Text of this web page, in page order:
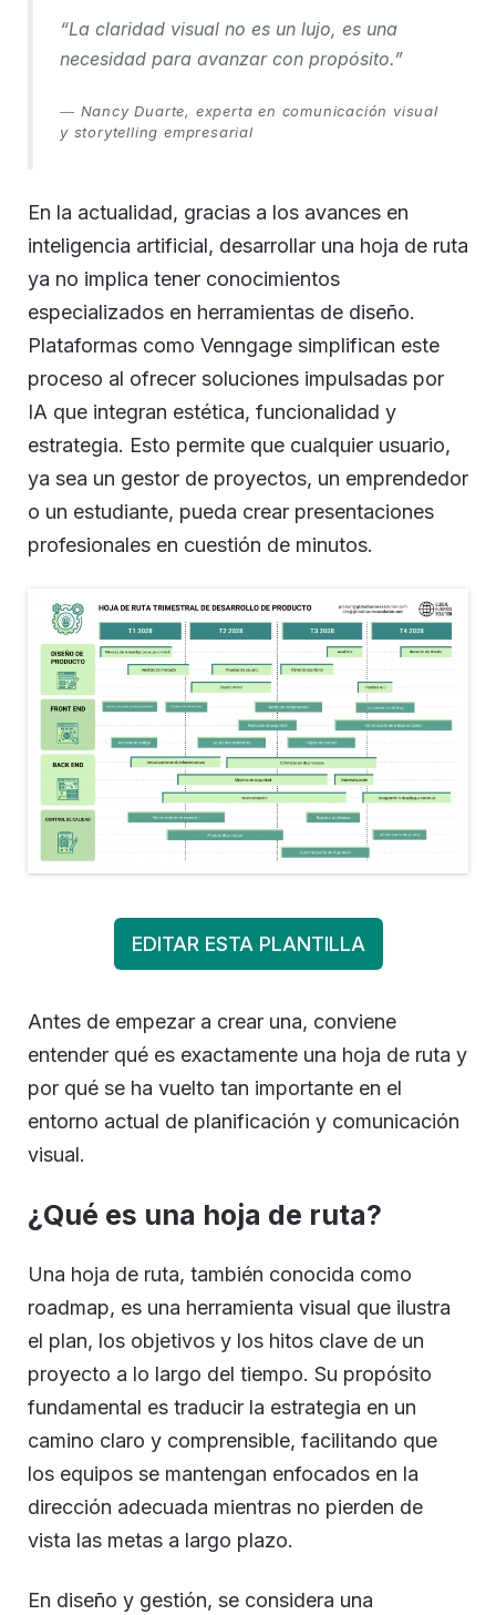
“La claridad visual no es un lujo, es una
necesidad para avanzar con propósito.”
— Nancy Duarte, experta en comunicación visual
y storytelling empresarial
En la actualidad, gracias a los avances en
inteligencia artificial, desarrollar una hoja de ruta
ya no implica tener conocimientos
especializados en herramientas de diseño.
Plataformas como Venngage simplifican este
proceso al ofrecer soluciones impulsadas por
IA que integran estética, funcionalidad y
estrategia. Esto permite que cualquier usuario,
ya sea un gestor de proyectos, un emprendedor
o un estudiante, pueda crear presentaciones
profesionales en cuestión de minutos.
EDITAR ESTA PLANTILLA
Antes de empezar a crear una, conviene
entender qué es exactamente una hoja de ruta y
por qué se ha vuelto tan importante en el
entorno actual de planificación y comunicación
visual.
¿Qué es una hoja de ruta?
Una hoja de ruta, también conocida como
roadmap, es una herramienta visual que ilustra
el plan, los objetivos y los hitos clave de un
proyecto a lo largo del tiempo. Su propósito
fundamental es traducir la estrategia en un
camino claro y comprensible, facilitando que
los equipos se mantengan enfocados en la
dirección adecuada mientras no pierden de
vista las metas a largo plazo.
En diseño y gestión, se considera una